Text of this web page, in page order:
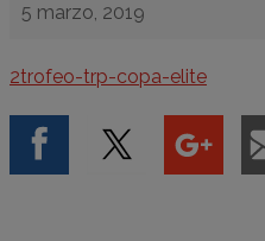
5 marzo, 2019
2trofeo-trp-copa-elite